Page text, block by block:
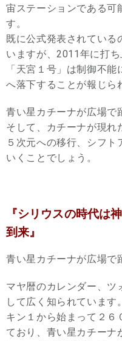
宙ステーションである可
す。
既に公式発表されている
いますが、2011年に打
「天宮１号」は制御不
へ落下することが報じら
青い星カチーナが広場で
そして、カチーナが現れ
５次元への移行、シフ
いくことでしょう。
『シリウスの時代は
到来』
青い星カチーナが広場で
マヤ暦のカレンダー、ツ
して広く知られています。
キン１から始まって２６
ており、青い星カチーナ